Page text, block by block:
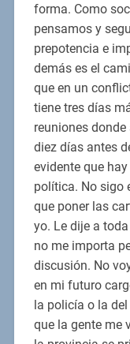
forma. Como
pensamos y
prepotencia e
demás es el
que en un
tiene tres días
reuniones
diez días antes
evidente que
política. No sigo
que poner las
yo. Le dije a
no me importa
discusión. No
en mi futuro
la policía o la
que la gente me